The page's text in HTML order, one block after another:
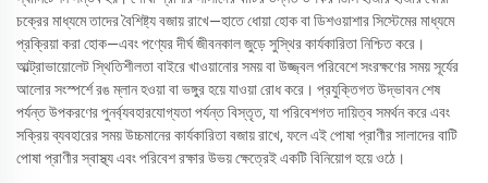
চক্রের মাধ্যমে তাদের বৈশিষ্ট্য বজায় রাখে—হাতে ধোয়া হোক বা ডিশওয়াশার সিস্টেমের মাধ্যমে
প্রক্রিয়া করা হোক—এবং পণ্যের দীর্ঘ জীবনকাল জুড়ে সুস্থির কার্যকারিতা নিশ্চিত করে।
আল্ট্রাভায়োলেট স্থিতিশীলতা বাইরে খাওয়ানোর সময় বা উজ্জ্বল পরিবেশে সংরক্ষণের সময় সূর্যের
আলোর সংস্পর্শে রঙ ম্লান হওয়া বা ভঙ্গুর হয়ে যাওয়া রোধ করে। প্রযুক্তিগত উদ্ভাবন শেষ
পর্যন্ত উপকরণের পুনর্ব্যবহারযোগ্যতা পর্যন্ত বিস্তৃত, যা পরিবেশগত দায়িত্ব সমর্থন করে এবং
সক্রিয় ব্যবহারের সময় উচ্চমানের কার্যকারিতা বজায় রাখে, ফলে এই পোষা প্রাণীর সালাদের বাটি
পোষা প্রাণীর স্বাস্থ্য এবং পরিবেশ রক্ষার উভয় ক্ষেত্রেই একটি বিনিয়োগ হয়ে ওঠে।